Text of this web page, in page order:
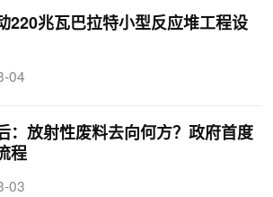
220兆瓦巴拉特小型反应堆工程设
04
：放射性废料去向何方？政府首度
程
03